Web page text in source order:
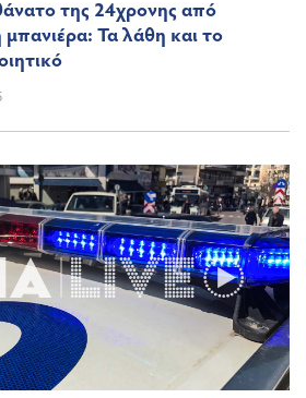
της 24χρονης από
Τα λάθη και το